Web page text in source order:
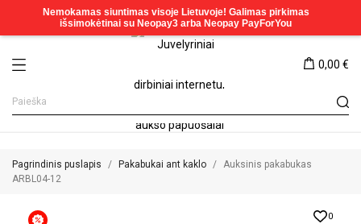
0,00 €
Pagrindinis puslapis Pakabukai ant kaklo
Auksinis pakabukas
ARBL04-12
0